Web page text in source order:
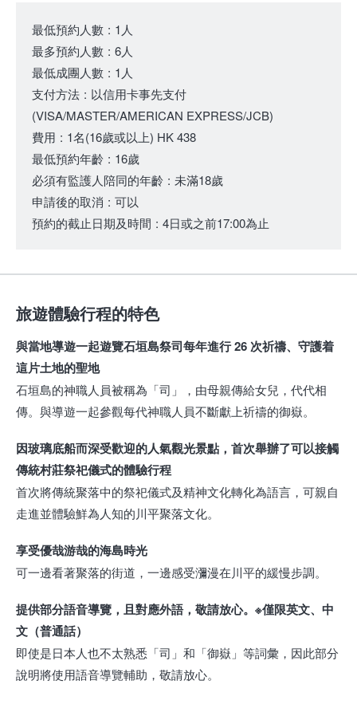
最低預約人數 : 1人
最多預約人數 : 6人
最低成團人數 : 1人
支付方法 : 以信用卡事先支付
(VISA/MASTER/AMERICAN EXPRESS/JCB)
費用 : 1名(16歲或以上) HK 438
最低預約年齡 : 16歲
必須有監護人陪同的年齡 : 未滿18歲
申請後的取消 : 可以
預約的截止日期及時間 : 4日或之前17:00為止
旅遊體驗行程的特色
與當地導遊一起遊覽石垣島祭司每年進行 26 次祈禱、守護着
這片土地的聖地
石垣島的神職人員被稱為「司」，由母親傳給女兒，代代相
傳。與導遊一起參觀每代神職人員不斷獻上祈禱的御嶽。
因玻璃底船而深受歡迎的人氣觀光景點，首次舉辦了可以接觸
傳統村莊祭祀儀式的體驗行程
首次將傳統聚落中的祭祀儀式及精神文化轉化為語言，可親自
走進並體驗鮮為人知的川平聚落文化。
享受優哉游哉的海島時光
可一邊看著聚落的街道，一邊感受瀰漫在川平的緩慢步調。
提供部分語音導覽，且對應外語，敬請放心。※僅限英文、中
文（普通話）
即使是日本人也不太熟悉「司」和「御嶽」等詞彙，因此部分
說明將使用語音導覽輔助，敬請放心。